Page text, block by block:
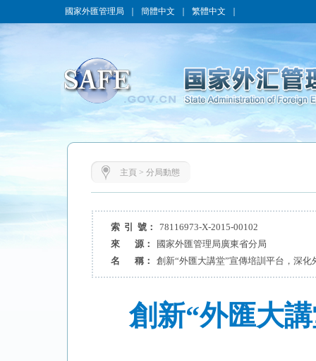
國家外匯管理局 簡體中文 繁體中文
主頁 > 分局動態
索 引 號：
78116973-X-2015-00102
來 源：
國家外匯管理局廣東省分局
名 稱：
創新“外匯大講堂”宣傳培訓平台，深化
創新“外匯大